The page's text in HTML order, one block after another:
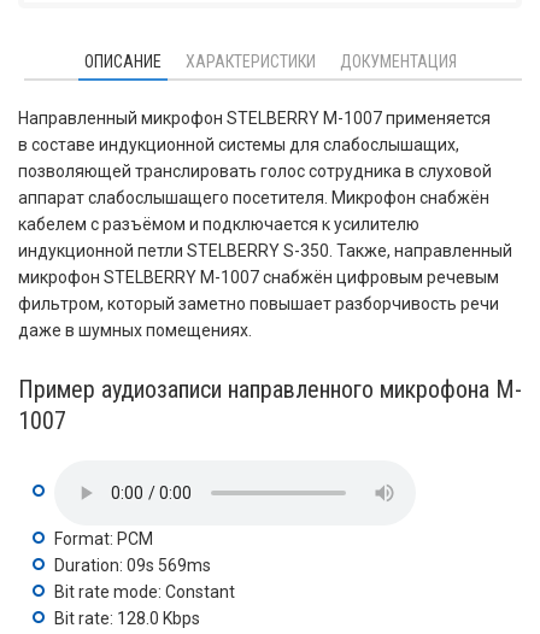
ОПИСАНИЕ ХАРАКТЕРИСТИКИ ДОКУМЕНТАЦИЯ
Направленный микрофон STELBERRY M-1007 применяется
в составе индукционной системы для слабослышащих,
позволяющей транслировать голос сотрудника в слуховой
аппарат слабослышащего посетителя. Микрофон снабжён
кабелем с разъёмом и подключается к усилителю
индукционной петли STELBERRY S-350. Также, направленный
микрофон STELBERRY M-1007 снабжён цифровым речевым
фильтром, который заметно повышает разборчивость речи
даже в шумных помещениях.
Пример аудиозаписи направленного микрофона M-
1007
Format: PCM
Duration: 09s 569ms
Bit rate mode: Constant
Bit rate: 128.0 Kbps